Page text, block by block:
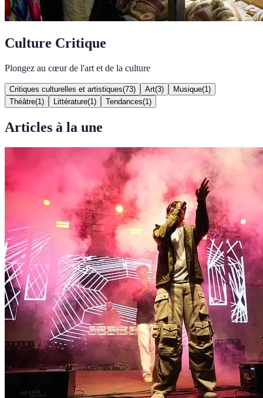
Culture Critique
Plongez au cœur de l'art et de la culture
Critiques culturelles et artistiques(73) Art(3) Musique(1 )
Théâtre(1 ) Littérature(1 ) Tendances(1 )
Articles à la une